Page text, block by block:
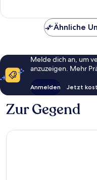
Ähnliche
Melde dich an, um
anzuzeigen. Mehr
Anmelden Jetzt
Zur Gegend